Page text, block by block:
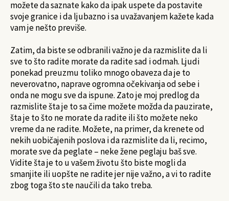
možete da saznate kako da ipak uspete da postavite
svoje granice i da ljubazno i sa uvažavanjem kažete kada
vam je nešto previše.
Zatim, da biste se odbranili važno je da razmislite da li
sve to što radite morate da radite sad i odmah. Ljudi
ponekad preuzmu toliko mnogo obaveza da je to
neverovatno, naprave ogromna očekivanja od sebe i
onda ne mogu sve da ispune. Zato je moj predlog da
razmislite šta je to sa čime možete možda da pauzirate,
šta je to što ne morate da radite ili što možete neko
vreme da ne radite. Možete, na primer, da krenete od
nekih uobičajenih poslova i da razmislite da li, recimo,
morate sve da peglate – neke žene peglaju baš sve.
Vidite šta je to u vašem životu što biste mogli da
smanjite ili uopšte ne radite jer nije važno, a vi to radite
zbog toga što ste naučili da tako treba.